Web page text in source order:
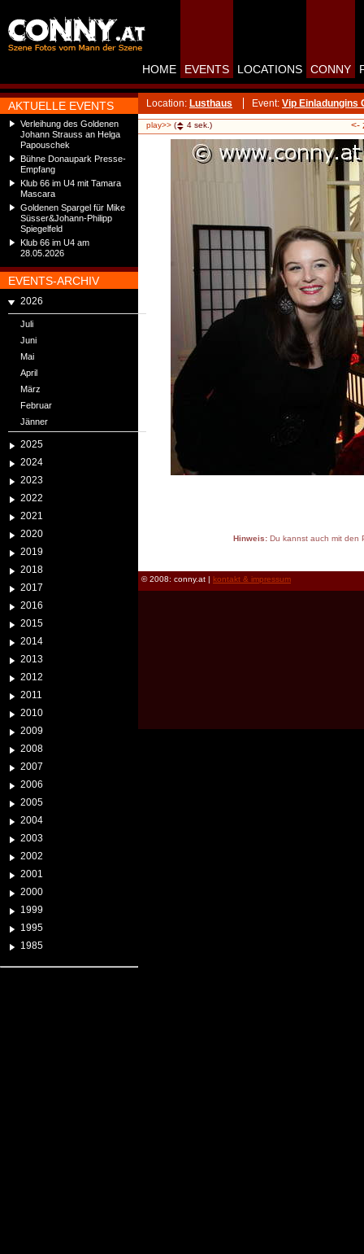
AKTUELLE EVENTS
Verleihung des Goldenen
Johann Strauss an Helga
Papouschek
Bühne Donaupark Presse-
Empfang
Klub 66 im U4 mit Tamara
Mascara
Goldenen Spargel für Mike
Süsser&Johann-Philipp
Spiegelfeld
Klub 66 im U4 am
28.05.2026
EVENTS-ARCHIV
2026
Juli
Juni
Mai
April
März
Februar
Jänner
2025
2024
2023
2022
2021
2020
2019
2018
2017
2016
2015
2014
2013
2012
2011
2010
2009
2008
2007
2006
2005
2004
2003
2002
2001
2000
1999
1995
1985
HOME EVENTS LOCATIONS CONNY
Location: Lusthaus Event: Vip Einladungins
play>> ( 4 sek.) <-
Hinweis:Du kannst auch mit den
© 2008: conny.at | kontakt & impressum